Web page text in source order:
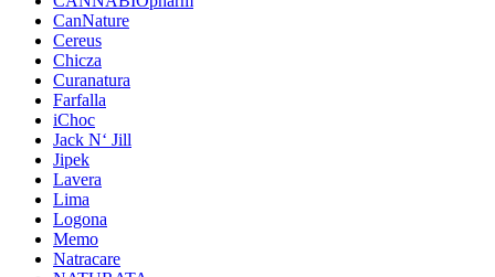
CanNature
Cereus
Chicza
Curanatura
Farfalla
iChoc
Jack N‘ Jill
Jipek
Lavera
Lima
Logona
Memo
Natracare